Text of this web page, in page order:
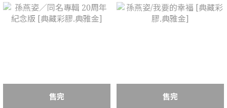
售完 售完